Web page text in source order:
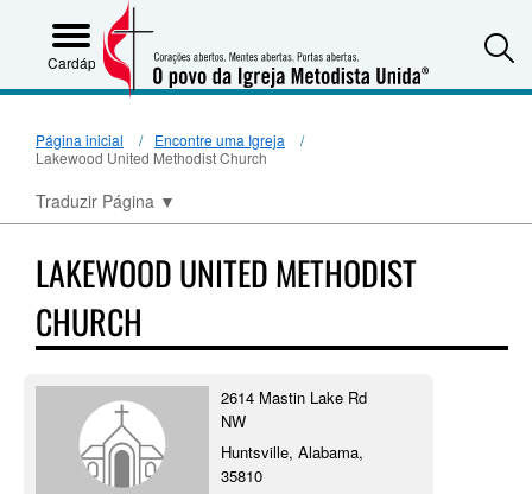
Cardápio
Página inicial
Encontre uma Igreja
Lakewood United Methodist Church
Traduzir Página ▼
LAKEWOOD UNITED METHODIST
CHURCH
2614 Mastin Lake Rd
NW
Huntsville, Alabama,
35810